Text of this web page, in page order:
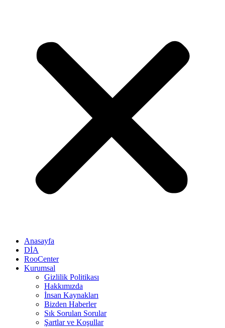
Anasayfa
DİA
RooCenter
Kurumsal
Gizlilik Politikası
Hakkımızda
İnsan Kaynakları
Bizden Haberler
Sık Sorulan Sorular
Şartlar ve Koşullar